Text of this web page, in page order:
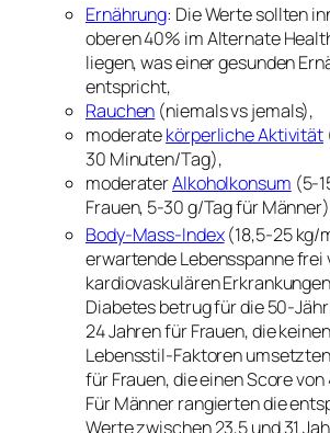
Ernährung: Die Werte sollten
oberen 40% im Alternate
liegen, was einer gesunden
entspricht,
Rauchen (niemals vs jemals),
moderatekörperliche Aktivität
30 Minuten/Tag),
moderaterAlkoholkonsum (5-
Frauen, 5-30 g/Tag für
Body-Mass-Index(18,5-25 kg/
erwartende Lebensspanne frei
kardiovaskulären
Diabetes betrug für die 50-
24 Jahren für Frauen, die
Lebensstil-Faktoren
für Frauen, die einen Score von
Für Männer rangierten die
Werte zwischen 23,5 und 31